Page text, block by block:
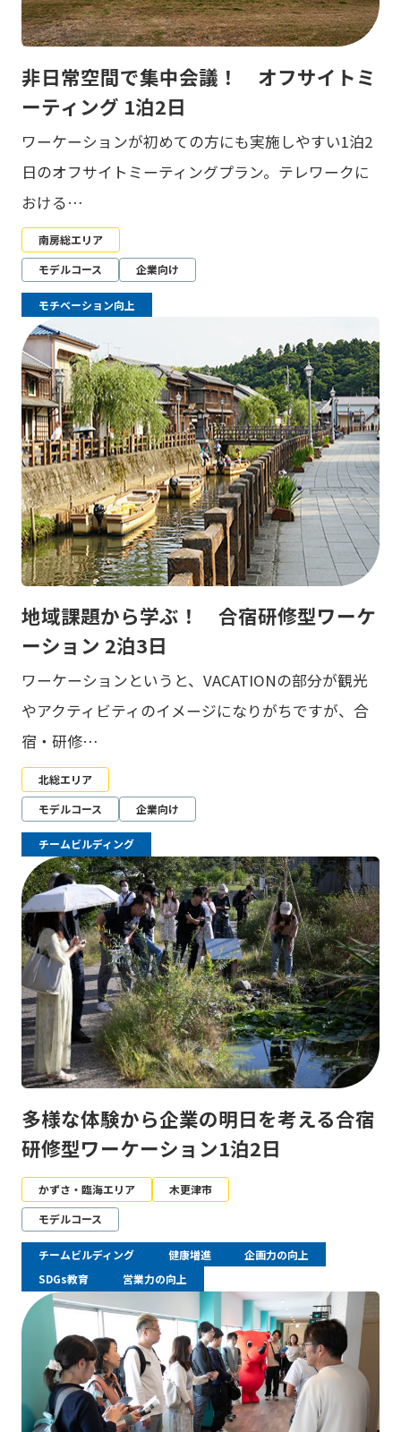
非日常空間で集中会議！ オフサイトミ
ーティング 1泊2日
ワーケーションが初めての方にも実施しやすい1泊2
日のオフサイトミーティングプラン。テレワークに
おける…
南房総エリア
モデルコース
企業向け
モチベーション向上
地域課題から学ぶ！ 合宿研修型ワーケ
ーション 2泊3日
ワーケーションというと、VACATIONの部分が観光
やアクティビティのイメージになりがちですが、合
宿・研修…
北総エリア
モデルコース
企業向け
チームビルディング
多様な体験から企業の明日を考える合宿
研修型ワーケーション1泊2日
かずさ・臨海エリア
木更津市
モデルコース
チームビルディング 健康増進
企画力の向上
SDGs教育
営業力の向上